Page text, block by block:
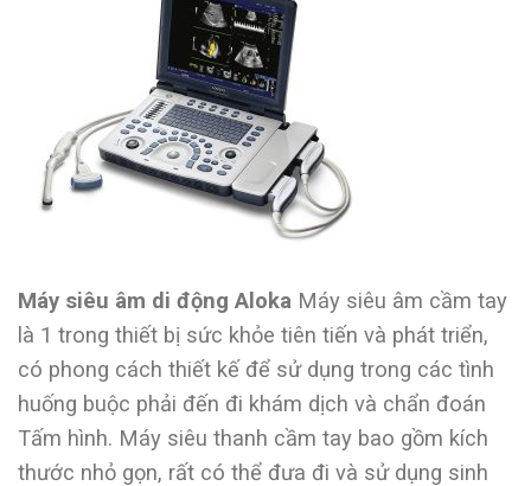
Máy siêu âm di động Aloka Máy siêu âm cầm tay
là 1 trong thiết bị sức khỏe tiên tiến và phát triển,
có phong cách thiết kế để sử dụng trong các tình
huống buộc phải đến đi khám dịch và chẩn đoán
Tấm hình. Máy siêu thanh cầm tay bao gồm kích
thước nhỏ gọn, rất có thể đưa đi và sử dụng sinh